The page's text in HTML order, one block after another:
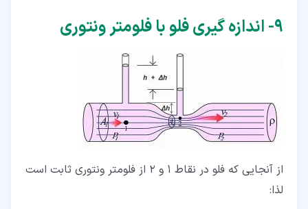
۹‏- اندازه گیری فلو با فلومتر ونتوری
از آنجایی که فلو در نقاط 1 و 2 از فلومتر ونتوری ثابت است
لذا: